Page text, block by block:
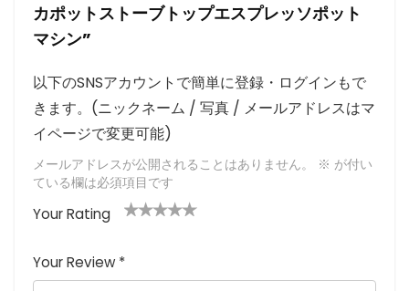
カポットストーブトップエスプレッソポット
マシン”
以下のSNSアカウントで簡単に登録・ログインもで
きます。(ニックネーム / 写真 / メールアドレスはマ
イページで変更可能)
メールアドレスが公開されることはありません。 ※ が付い
ている欄は必須項目です
Your Rating
つ
星
星
(最
(最高
評価:
(最高評
価: 5つ
高評価: 5
つ星)
Your Review *